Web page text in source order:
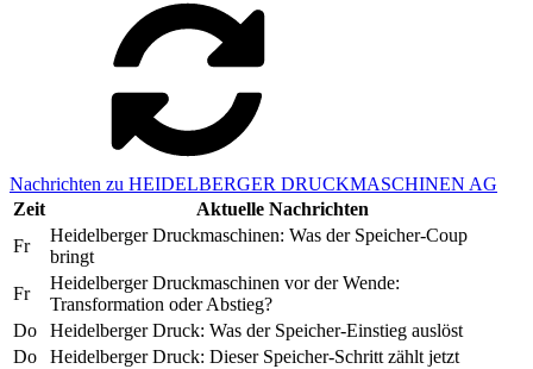
Nachrichten zu HEIDELBERGER DRUCKMASCHINEN AG
Zeit
Aktuelle Nachrichten
Fr
Heidelberger Druckmaschinen: Was der Speicher-Coup
bringt
Fr
Heidelberger Druckmaschinen vor der Wende:
Transformation oder Abstieg?
Do
Heidelberger Druck: Was der Speicher-Einstieg auslöst
Do
Heidelberger Druck: Dieser Speicher-Schritt zählt jetzt